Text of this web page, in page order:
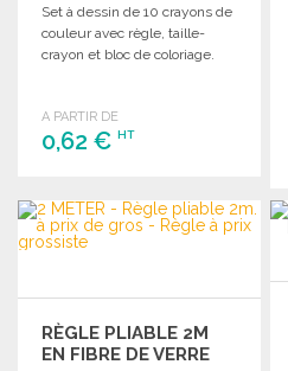
Set à dessin de 10 crayons de
couleur avec règle, taille-
crayon et bloc de coloriage.
A PARTIR DE
0,62 € HT
Demander un devis
RÈGLE PLIABLE 2M
EN FIBRE DE VERRE